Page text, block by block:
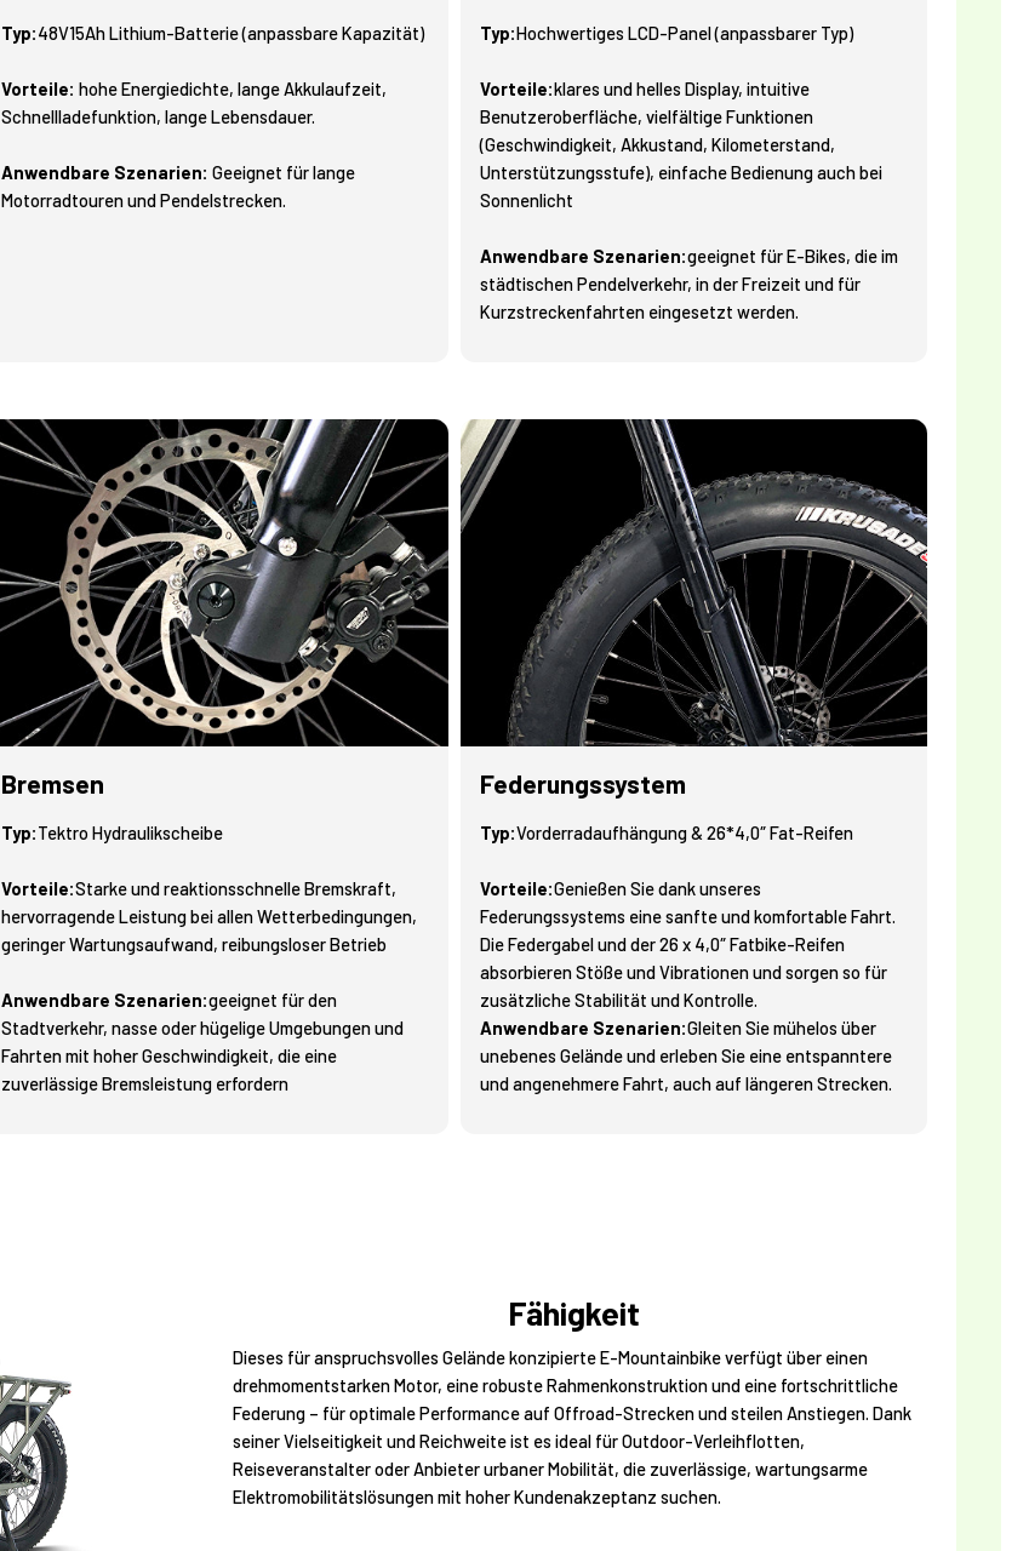
Typ:48V15Ah Lithium-Batterie (anpassbare Kapazität)
Vorteile: hohe Energiedichte, lange Akkulaufzeit,
Schnellladefunktion, lange Lebensdauer.
Anwendbare Szenarien: Geeignet für lange
Motorradtouren und Pendelstrecken.
Typ:Hochwertiges LCD-Panel (anpassbarer Typ)
Vorteile:klares und helles Display, intuitive
Benutzeroberfläche, vielfältige Funktionen
(Geschwindigkeit, Akkustand, Kilometerstand,
Unterstützungsstufe), einfache Bedienung auch bei
Sonnenlicht
Anwendbare Szenarien:geeignet für E-Bikes, die im
städtischen Pendelverkehr, in der Freizeit und für
Kurzstreckenfahrten eingesetzt werden.
Bremsen
Typ:Tektro Hydraulikscheibe
Vorteile:Starke und reaktionsschnelle Bremskraft,
hervorragende Leistung bei allen Wetterbedingungen,
geringer Wartungsaufwand, reibungsloser Betrieb
Anwendbare Szenarien:geeignet für den
Stadtverkehr, nasse oder hügelige Umgebungen und
Fahrten mit hoher Geschwindigkeit, die eine
zuverlässige Bremsleistung erfordern
Federungssystem
Typ:Vorderradaufhängung & 26*4,0″ Fat-Reifen
Vorteile:Genießen Sie dank unseres
Federungssystems eine sanfte und komfortable Fahrt.
Die Federgabel und der 26 x 4,0″ Fatbike-Reifen
absorbieren Stöße und Vibrationen und sorgen so für
zusätzliche Stabilität und Kontrolle.
Anwendbare Szenarien:Gleiten Sie mühelos über
unebenes Gelände und erleben Sie eine entspanntere
und angenehmere Fahrt, auch auf längeren Strecken.
Fähigkeit
Dieses für anspruchsvolles Gelände konzipierte E-Mountainbike verfügt über einen
drehmomentstarken Motor, eine robuste Rahmenkonstruktion und eine fortschrittliche
Federung – für optimale Performance auf Offroad-Strecken und steilen Anstiegen. Dank
seiner Vielseitigkeit und Reichweite ist es ideal für Outdoor-Verleihflotten,
Reiseveranstalter oder Anbieter urbaner Mobilität, die zuverlässige, wartungsarme
Elektromobilitätslösungen mit hoher Kundenakzeptanz suchen.